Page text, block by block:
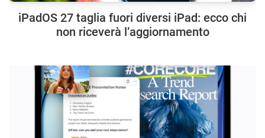
iPadOS 27 taglia fuori diversi iPad: ecco chi
non riceverà l’aggiornamento